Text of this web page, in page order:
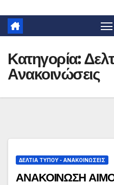
Κατηγορία:
Ανακοινώσεις
ΔΕΛΤΊΑ ΤΎΠΟΥ - ΑΝΑΚΟΙΝΏΣΕΙΣ
ΑΝΑΚΟΙΝΩΣΗ